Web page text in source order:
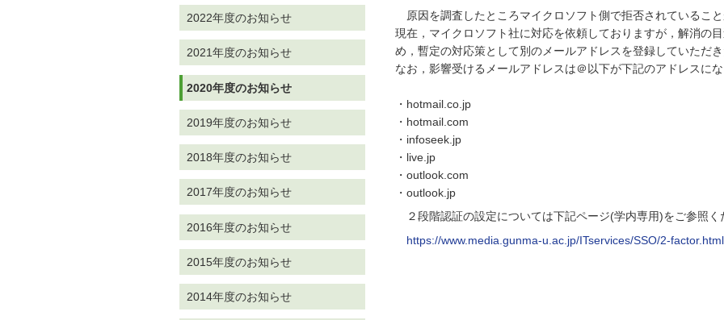
原因を調査したところマイクロソフト側で拒否されていること
現在，マイクロソフト社に対応を依頼しておりますが，解消の
め，暫定の対応策として別のメールアドレスを登録していただき
なお，影響受けるメールアドレスは＠以下が下記のアドレスにな
・hotmail.co.jp
・hotmail.com
・infoseek.jp
・live.jp
・outlook.com
・outlook.jp
２段階認証の設定については下記ページ(学内専用)をご参照く
https://www.media.gunma-u.ac.jp/ITservices/SSO/2-factor.html
2022年度のお知らせ
2021年度のお知らせ
2020年度のお知らせ
2019年度のお知らせ
2018年度のお知らせ
2017年度のお知らせ
2016年度のお知らせ
2015年度のお知らせ
2014年度のお知らせ